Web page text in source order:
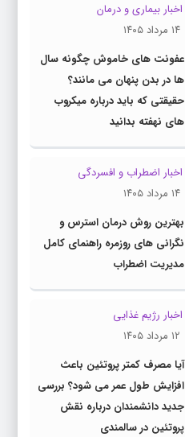
اخبار بیماری و درمان
۱۴ مرداد ۱۴۰۵
عفونت های خاموش چگونه سال
ها در بدن پنهان می مانند؟
حقیقتی که باید درباره میکروب
های نهفته بدانید
اخبار اضطراب و افسردگی
۱۴ مرداد ۱۴۰۵
بهترین روش درمان استرس و
نگرانی های روزمره راهنمای کامل
مدیریت اضطراب
اخبار رژیم غذایی
۱۲ مرداد ۱۴۰۵
آیا مصرف کمتر پروتئین باعث
افزایش طول عمر می شود؟ بررسی
جدید دانشمندان درباره نقش
پروتئین در سالمندی